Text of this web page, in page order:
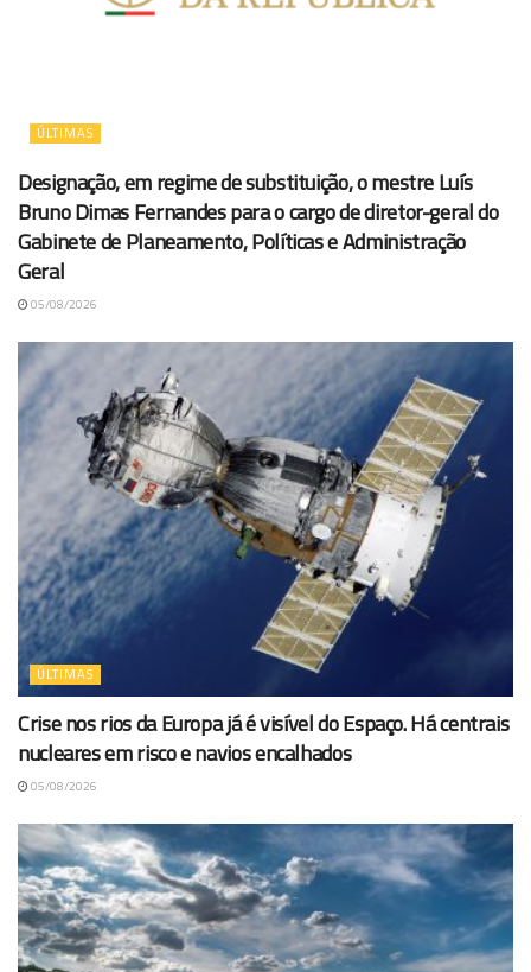
ÚLTIMAS
Designação, em regime de substituição, o mestre Luís
Bruno Dimas Fernandes para o cargo de diretor-geral do
Gabinete de Planeamento, Políticas e Administração
Geral
05/08/2026
ÚLTIMAS
Crise nos rios da Europa já é visível do Espaço. Há centrais
nucleares em risco e navios encalhados
05/08/2026